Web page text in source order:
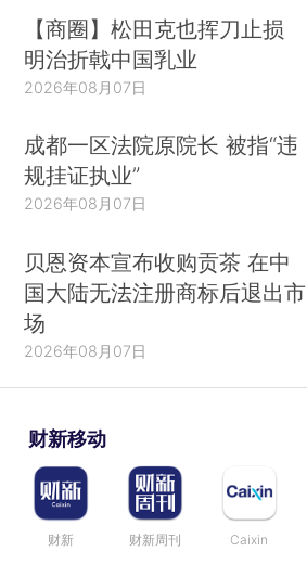
【商圈】松田克也挥刀止损
明治折戟中国乳业
2026年08月07日
成都一区法院原院长 被指“违
规挂证执业”
2026年08月07日
贝恩资本宣布收购贡茶 在中
国大陆无法注册商标后退出市
场
2026年08月07日
财新移动
财新 财新周刊 Caixin